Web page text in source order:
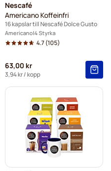
Nescafé
Americano Koffeinfri
16 kapslar till Nescafé Dolce Gusto
Americano 4 Styrka
4.7(105)
63,00 kr
3,94 kr/ kopp